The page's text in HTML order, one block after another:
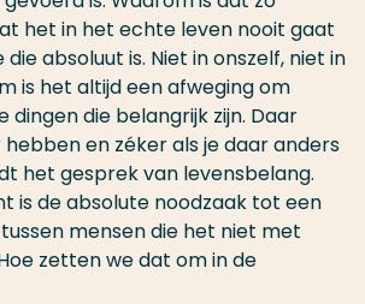
het in het echte leven nooit gaat
absoluut is. Niet in onszelf, niet in
is het altijd een afweging om
dingen die belangrijk zijn. Daar
en zéker als je daar anders
het gesprek van levensbelang.
is de absolute noodzaak tot een
mensen die het niet met
zetten we dat om in de